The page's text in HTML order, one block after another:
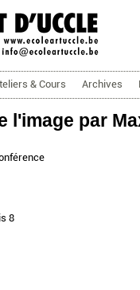
& Cours Archives
l'image par
8